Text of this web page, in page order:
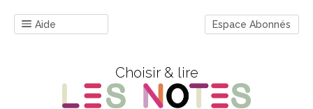
Aide Espace Abonnés
Choisir & lire